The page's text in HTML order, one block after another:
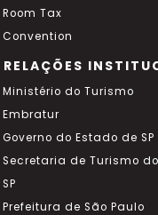
Room Tax
Convention
RELAÇÕES
Ministério do Turismo
Embratur
Governo do Estado de SP
Secretaria de Turismo
SP
Prefeitura de São Paulo